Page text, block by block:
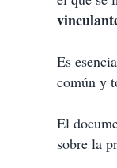
Es
común y
El
sobre la